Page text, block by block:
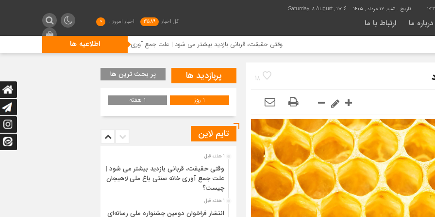
تاریخ : شنبه, ۱۷ مرداد , ۱۴۰۵ Saturday, 8 August , 2026
درباره ما ارتباط با ما کل اخبار 3589 اخبار امروز : 0
اطلاعیه ها
وقتی حقیقت، قربانی بازدید بیشتر می شود | علت جمع آوری خانه سنتی باغ ملی لاهیجان چیست؟
18 پربازدید ها پر بحث ترین ها
1 روز 1 هفته
تایم لاین
1 هفته قبل
وقتی حقیقت، قربانی بازدید بیشتر می شود |
علت جمع آوری خانه سنتی باغ ملی لاهیجان
چیست؟
1 هفته قبل
انتشار فراخوان دومین جشنواره ملی رسانه‌ای